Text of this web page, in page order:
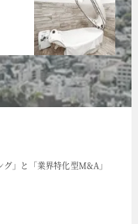
」と「業界特化型M&A」